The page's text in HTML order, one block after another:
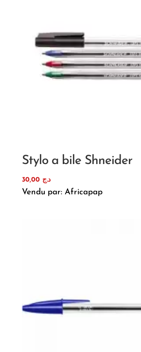
Stylo a bile Shneider
د.ج 30,00
Vendu par: Africapap